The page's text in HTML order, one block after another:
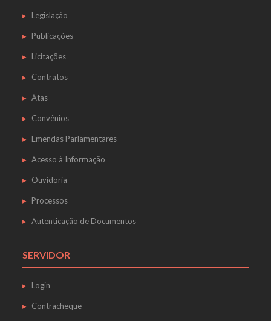
Legislação
Publicações
Licitações
Contratos
Atas
Convênios
Emendas Parlamentares
Acesso à Informação
Ouvidoria
Processos
Autenticação de Documentos
SERVIDOR
Login
Contracheque